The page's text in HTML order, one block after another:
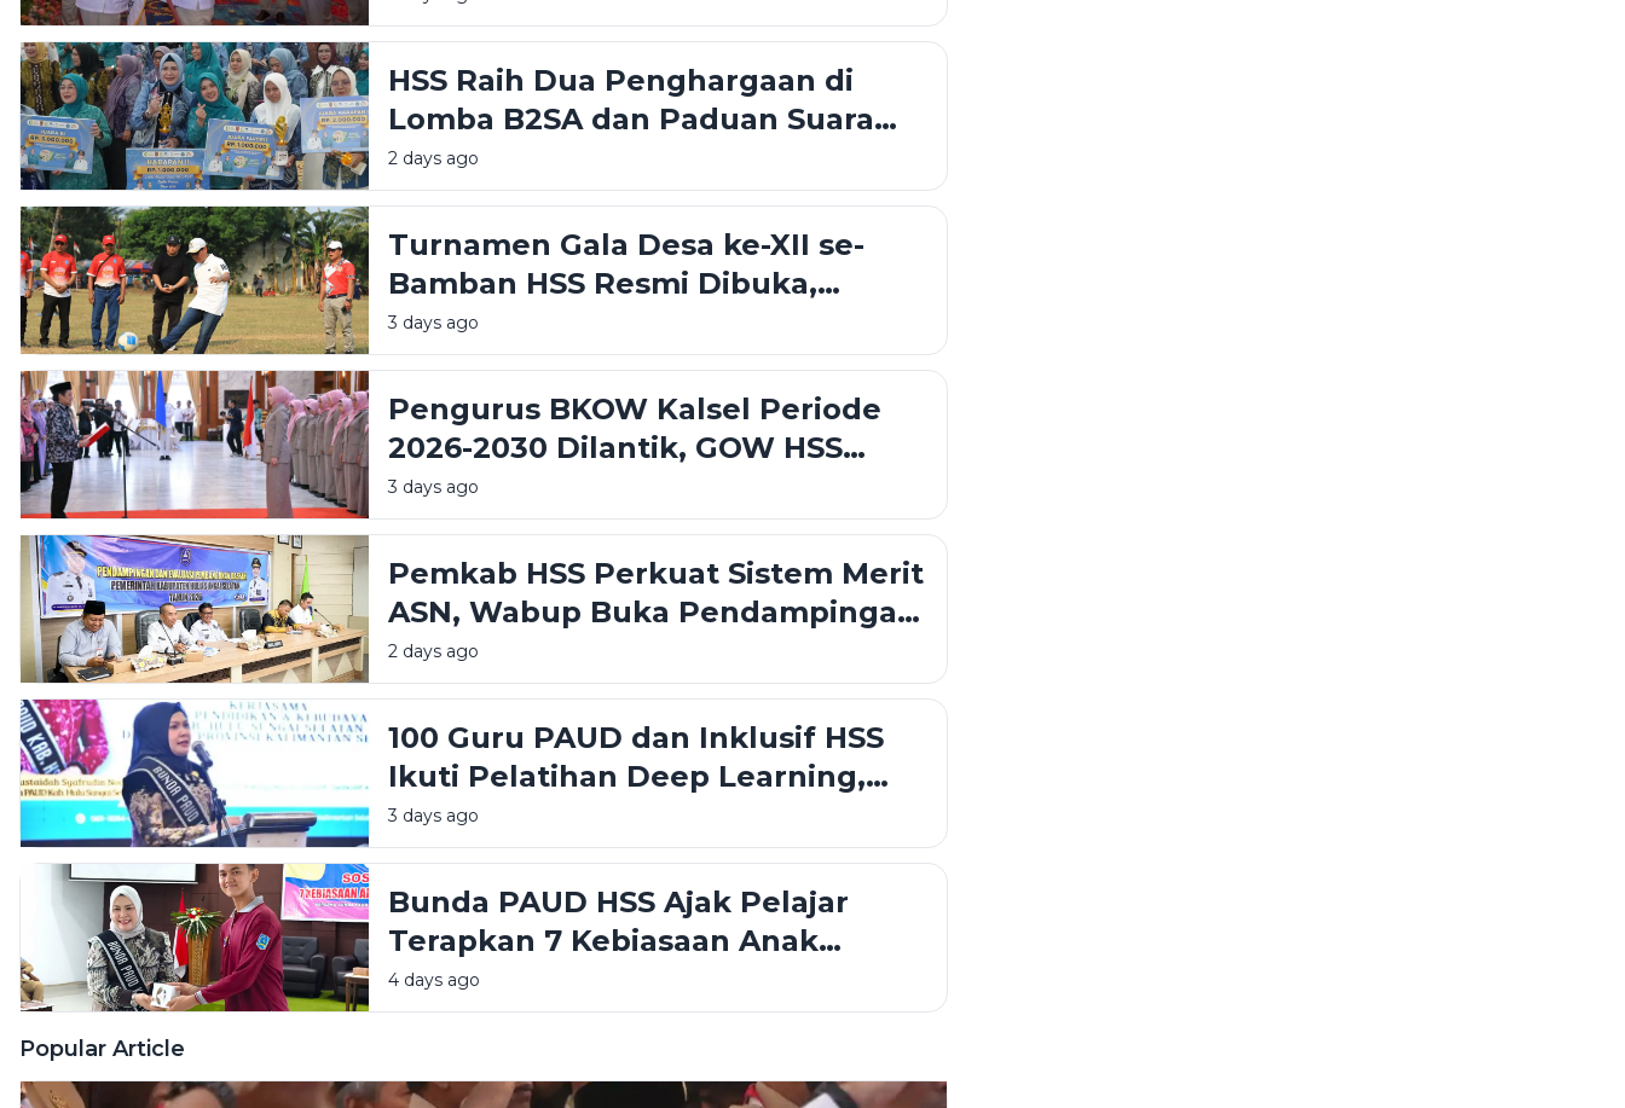
HSS Raih Dua Penghargaan di
Lomba B2SA dan Paduan Suara
Mars PKK Kalsel 2026
2 days ago
Turnamen Gala Desa ke-XII se-
Bamban HSS Resmi Dibuka,
Wabup Dorong Sportivitas dan
Potensi Desa
3 days ago
Pengurus BKOW Kalsel Periode
2026-2030 Dilantik, GOW HSS
Dorong Sinergi Pemberdayaan
Perempuan
3 days ago
Pemkab HSS Perkuat Sistem Merit
ASN, Wabup Buka Pendampingan
Manajemen Talenta untuk
Tingkatkan Profesionalisme
2 days ago
100 Guru PAUD dan Inklusif HSS
Ikuti Pelatihan Deep Learning,
Bunda PAUD Tekankan
Pendidikan Tanpa Diskriminasi
3 days ago
Bunda PAUD HSS Ajak Pelajar
Terapkan 7 Kebiasaan Anak
Hebat, Bangun Karakter Sejak Dini
4 days ago
Popular Article